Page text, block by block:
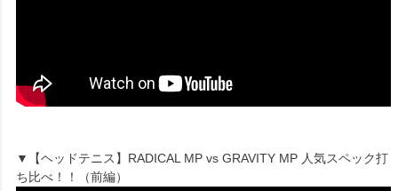
▼【ヘッドテニス】RADICAL MP vs GRAVITY MP 人気スペック打
ち比べ！！（前編）